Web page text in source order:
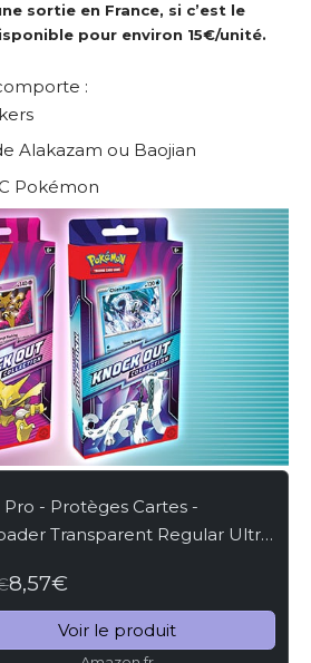
sortie en France, si c’est le
pour environ 15€/unité.
:
Alakazam ou Baojian
Pokémon
Pro - Protèges Cartes -
Transparent Regular Ultra
8,57€
Voir le produit